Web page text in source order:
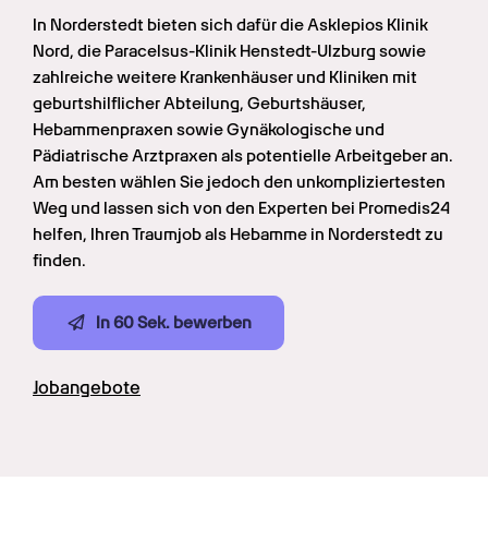
In Norderstedt bieten sich dafür die Asklepios Klinik
Nord, die Paracelsus-Klinik Henstedt-Ulzburg sowie
zahlreiche weitere Krankenhäuser und Kliniken mit
geburtshilflicher Abteilung, Geburtshäuser,
Hebammenpraxen sowie Gynäkologische und
Pädiatrische Arztpraxen als potentielle Arbeitgeber an.
Am besten wählen Sie jedoch den unkompliziertesten
Weg und lassen sich von den Experten bei Promedis24
helfen, Ihren Traumjob als Hebamme in Norderstedt zu
finden.
In 60 Sek. bewerben
Jobangebote